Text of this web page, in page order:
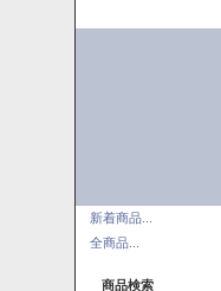
新着商品...
全商品...
商品検索